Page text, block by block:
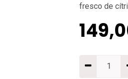
fresco de